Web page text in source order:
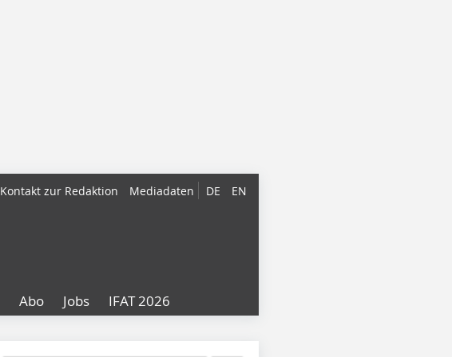
DE EN
Kontakt zur Redaktion Mediadaten
Abo Jobs IFAT 2026